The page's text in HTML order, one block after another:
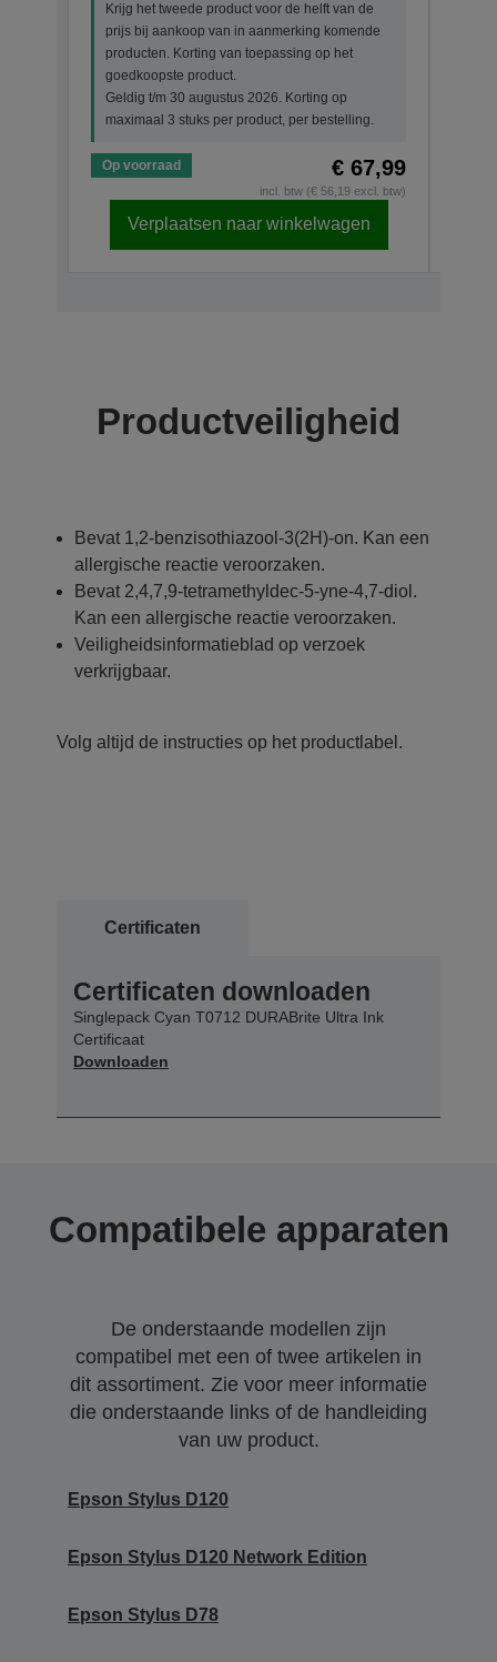
Krijg het tweede product voor de helft van de
prijs bij aankoop van in aanmerking komende
producten. Korting van toepassing op het
goedkoopste product.
Geldig t/m 30 augustus 2026. Korting op
maximaal 3 stuks per product, per bestelling.
Op voorraad € 67,99
incl. btw (€ 56,19 excl. btw)
Verplaatsen naar winkelwagen
Productveiligheid
Bevat 1,2-benzisothiazool-3(2H)-on. Kan een
allergische reactie veroorzaken.
Bevat 2,4,7,9-tetramethyldec-5-yne-4,7-diol.
Kan een allergische reactie veroorzaken.
Veiligheidsinformatieblad op verzoek
verkrijgbaar.
Volg altijd de instructies op het productlabel.
Certificaten
Certificaten downloaden
Singlepack Cyan T0712 DURABrite Ultra Ink
Certificaat
Downloaden
Compatibele apparaten
De onderstaande modellen zijn
compatibel met een of twee artikelen in
dit assortiment. Zie voor meer informatie
die onderstaande links of de handleiding
van uw product.
Epson Stylus D120
Epson Stylus D120 Network Edition
Epson Stylus D78